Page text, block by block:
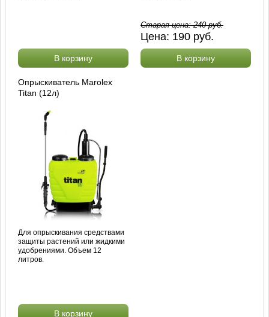
В корзину
Старая цена:240руб.
Цена: 190 руб.
В корзину
Опрыскиватель Marolex
Titan (12л)
Для опрыскивания средствами
защиты растений или жидкими
удобрениями. Объем 12
литров.
В корзину